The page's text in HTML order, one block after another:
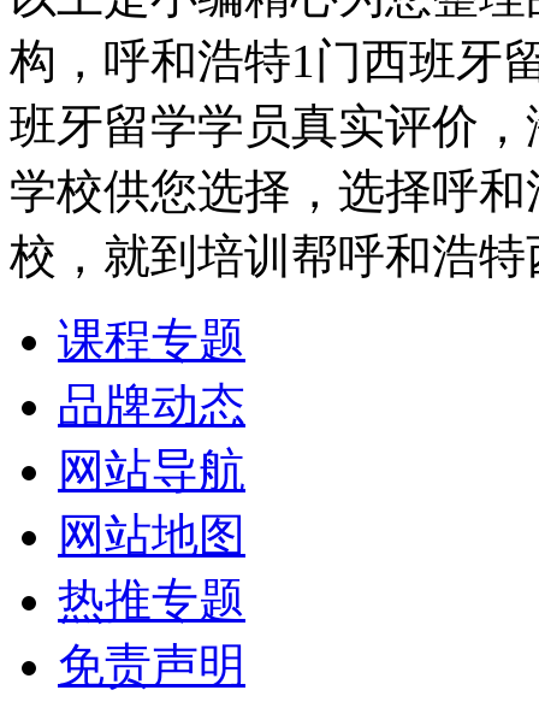
构，呼和浩特1门西班牙
班牙留学学员真实评价
学校供您选择，选择呼
校，就到培训帮呼和浩
课程专题
品牌动态
网站导航
网站地图
热推专题
免责声明